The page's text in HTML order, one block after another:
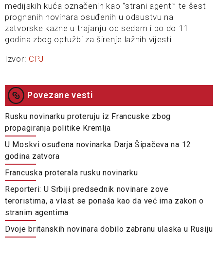
medijskih kuća označenih kao “strani agenti” te šest
prognanih novinara osuđenih u odsustvu na
zatvorske kazne u trajanju od sedam i po do 11
godina zbog optužbi za širenje lažnih vijesti.
Izvor: CPJ
Povezane vesti
Rusku novinarku proteruju iz Francuske zbog
propagiranja politike Kremlja
U Moskvi osuđena novinarka Darja Šipačeva na 12
godina zatvora
Francuska proterala rusku novinarku
Reporteri: U Srbiji predsednik novinare zove
teroristima, a vlast se ponaša kao da već ima zakon o
stranim agentima
Dvoje britanskih novinara dobilo zabranu ulaska u Rusiju